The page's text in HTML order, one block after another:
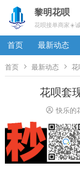
黎明花呗
花呗接单商家☀️
首页 最新动态
首页  最新动态  花
花呗套
 快乐